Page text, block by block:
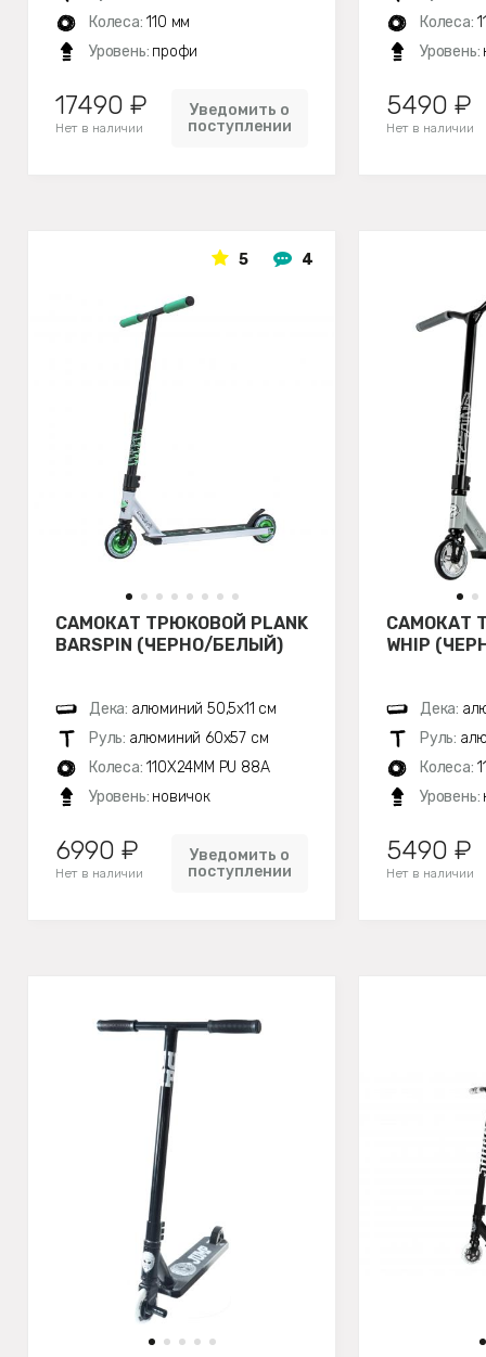
Колеса: 110 мм
Уровень: профи
17490 ₽
Нет в наличии
Уведомить о
поступлении
Колеса:
Уровень:
5490 ₽
Нет в наличии
5 4
САМОКАТ ТРЮКОВОЙ PLANK
BARSPIN (ЧЕРНО/БЕЛЫЙ)
Дека: алюминий 50,5х11 см
Руль: алюминий 60х57 см
Колеса: 110X24MM PU 88A
Уровень: новичок
6990 ₽
Нет в наличии
Уведомить о
поступлении
САМОКАТ
WHIP
Дека:
Руль:
Колеса:
Уровень:
5490 ₽
Нет в наличии